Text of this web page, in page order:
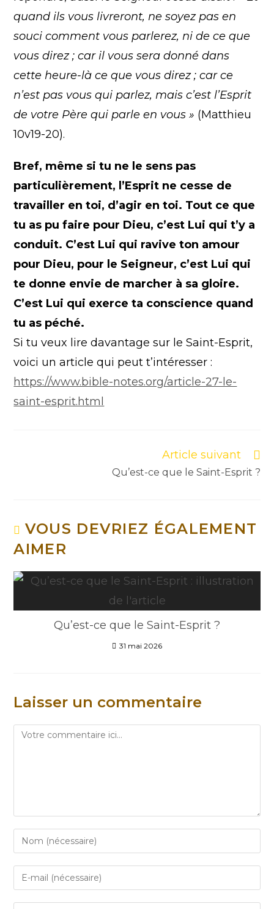
quand ils vous livreront, ne soyez pas en
souci comment vous parlerez, ni de ce que
vous direz ; car il vous sera donné dans
cette heure-là ce que vous direz ; car ce
n’est pas vous qui parlez, mais c’est l’Esprit
de votre Père qui parle en vous » (Matthieu
10v19-20).
Bref, même si tu ne le sens pas
particulièrement, l’Esprit ne cesse de
travailler en toi, d’agir en toi. Tout ce que
tu as pu faire pour Dieu, c’est Lui qui t’y a
conduit. C’est Lui qui ravive ton amour
pour Dieu, pour le Seigneur, c’est Lui qui
te donne envie de marcher à sa gloire.
C’est Lui qui exerce ta conscience quand
tu as péché.
Si tu veux lire davantage sur le Saint-Esprit,
voici un article qui peut t’intéresser :
https://www.bible-notes.org/article-27-le-
saint-esprit.html
Article suivant
Qu’est-ce que le Saint-Esprit ?
VOUS DEVRIEZ ÉGALEMENT
AIMER
Qu’est-ce que le Saint-Esprit ?
31 mai 2026
Laisser un commentaire